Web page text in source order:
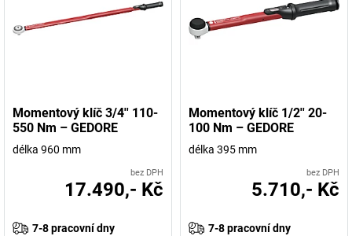
Momentový klíč 3/4'' 110-
550 Nm – GEDORE
délka 960 mm
bez DPH
17.490,- Kč
7-8 pracovní dny
Momentový klíč 1/2'' 20-
100 Nm – GEDORE
délka 395 mm
bez DPH
5.710,- Kč
7-8 pracovní dny